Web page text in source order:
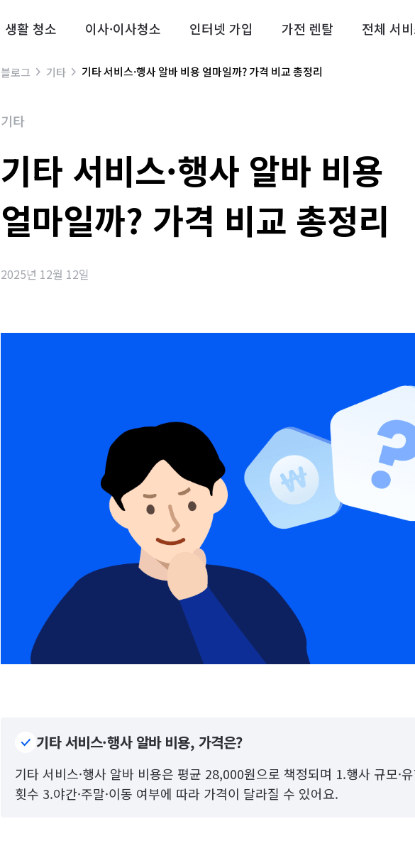
생활 청소 이사·이사청소 인터넷 가입 가전 렌탈 전체 서
블로그 기타 기타 서비스·행사 알바 비용 얼마일까? 가격 비교 총정리
기타
기타 서비스·행사 알바 비용
얼마일까? 가격 비교 총정리
2025년 12월 12일
기타 서비스·행사 알바 비용, 가격은?
기타 서비스·행사 알바 비용은 평균 28,000원으로 책정되며 1.행사 규모·
횟수 3.야간·주말·이동 여부에 따라 가격이 달라질 수 있어요.